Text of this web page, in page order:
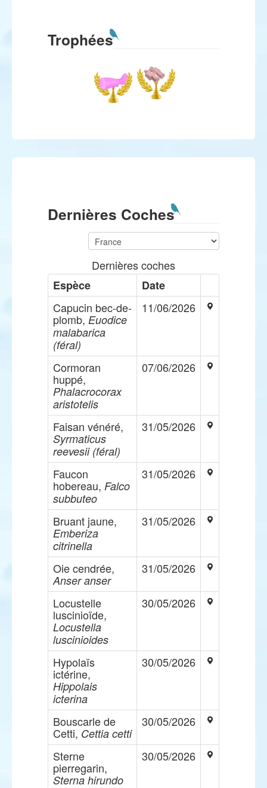
Trophées
Dernières Coches
Dernières coches
Espèce
Date
Capucin bec-de-
plomb, Euodice
malabarica
(féral)
11/06/2026
Cormoran
huppé,
Phalacrocorax
aristotelis
07/06/2026
Faisan vénéré,
Syrmaticus
reevesii (féral)
31/05/2026
Faucon
hobereau, Falco
subbuteo
31/05/2026
Bruant jaune,
Emberiza
citrinella
31/05/2026
Oie cendrée,
Anser anser
31/05/2026
Locustelle
luscinioïde,
Locustella
luscinioides
30/05/2026
Hypolaïs
ictérine,
Hippolais
icterina
30/05/2026
Bouscarle de
Cetti, Cettia cetti
30/05/2026
Sterne
pierregarin,
Sterna hirundo
30/05/2026